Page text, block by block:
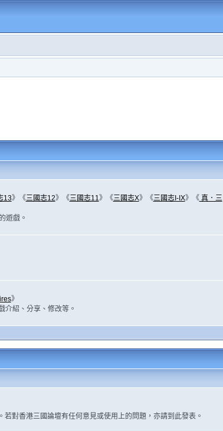
13》《三國志12》《三國志11》《三國志X》《三國志I-IX》《真．三
遊戲。
》
介紹、分享、修改等。
對香港三國論壇有任何意見或使用上的問題，亦請到此發表。